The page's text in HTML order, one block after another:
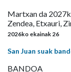
Martxan da
Zendea, Etxauri,
2026ko ekainak 26
San Juan suak
BANDOA